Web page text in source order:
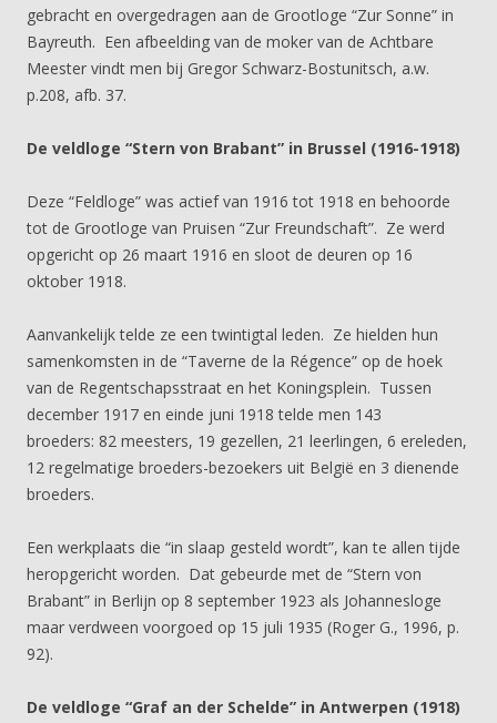
gebracht en overgedragen aan de Grootloge “Zur Sonne” in
Bayreuth. Een afbeelding van de moker van de Achtbare
Meester vindt men bij Gregor Schwarz-Bostunitsch, a.w.
p.208, afb. 37.
De veldloge “Stern von Brabant” in Brussel (1916-1918)
Deze “Feldloge” was actief van 1916 tot 1918 en behoorde
tot de Grootloge van Pruisen “Zur Freundschaft”. Ze werd
opgericht op 26 maart 1916 en sloot de deuren op 16
oktober 1918.
Aanvankelijk telde ze een twintigtal leden. Ze hielden hun
samenkomsten in de “Taverne de la Régence” op de hoek
van de Regentschapsstraat en het Koningsplein. Tussen
december 1917 en einde juni 1918 telde men 143
broeders: 82 meesters, 19 gezellen, 21 leerlingen, 6 ereleden,
12 regelmatige broeders-bezoekers uit België en 3 dienende
broeders.
Een werkplaats die “in slaap gesteld wordt”, kan te allen tijde
heropgericht worden. Dat gebeurde met de “Stern von
Brabant” in Berlijn op 8 september 1923 als Johannesloge
maar verdween voorgoed op 15 juli 1935 (Roger G., 1996, p.
92).
De veldloge “Graf an der Schelde” in Antwerpen (1918)